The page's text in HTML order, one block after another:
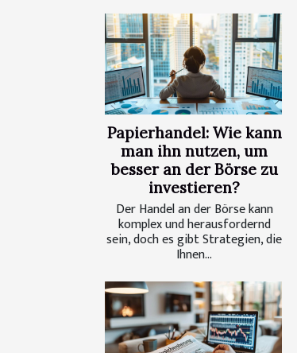
Papierhandel: Wie kann
man ihn nutzen, um
besser an der Börse zu
investieren?
Der Handel an der Börse kann
komplex und herausfordernd
sein, doch es gibt Strategien, die
Ihnen...